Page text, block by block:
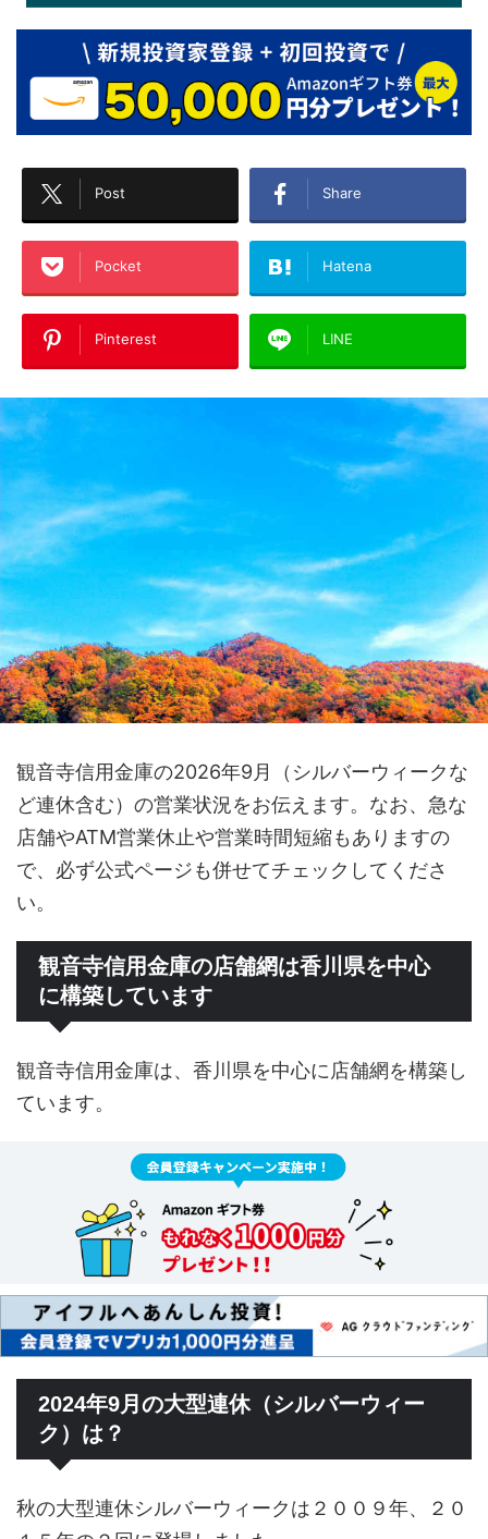
Post Share
Pocket Hatena
Pinterest LINE
観音寺信用金庫の2026年9月（シルバーウィークな
ど連休含む）の営業状況をお伝えます。なお、急な
店舗やATM営業休止や営業時間短縮もありますの
で、必ず公式ページも併せてチェックしてくださ
い。
観音寺信用金庫の店舗網は香川県を中心
に構築しています
観音寺信用金庫は、香川県を中心に店舗網を構築し
ています。
2024年9月の大型連休（シルバーウィー
ク）は？
秋の大型連休シルバーウィークは２００９年、２０